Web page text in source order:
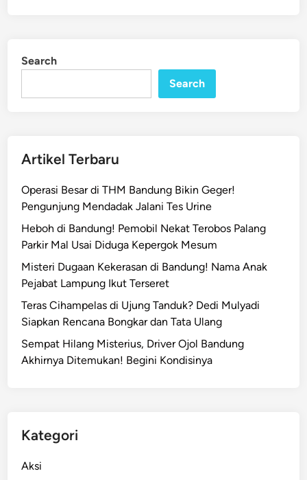
Search
Search
Artikel Terbaru
Operasi Besar di THM Bandung Bikin Geger!
Pengunjung Mendadak Jalani Tes Urine
Heboh di Bandung! Pemobil Nekat Terobos Palang
Parkir Mal Usai Diduga Kepergok Mesum
Misteri Dugaan Kekerasan di Bandung! Nama Anak
Pejabat Lampung Ikut Terseret
Teras Cihampelas di Ujung Tanduk? Dedi Mulyadi
Siapkan Rencana Bongkar dan Tata Ulang
Sempat Hilang Misterius, Driver Ojol Bandung
Akhirnya Ditemukan! Begini Kondisinya
Kategori
Aksi